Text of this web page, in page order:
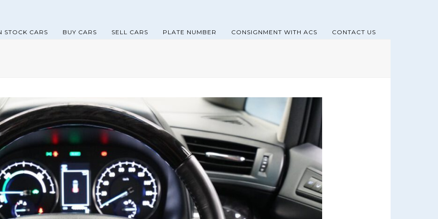
STOCK CARS BUY CARS SELL CARS PLATE NUMBER CONSIGNMENT WITH ACS CONTACT US